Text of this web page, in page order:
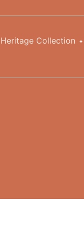
Collection